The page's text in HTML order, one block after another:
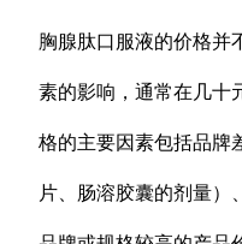
胸腺肽口服液的价格并
素的影响，通常在几十
格的主要因素包括品牌
片、肠溶胶囊的剂量）